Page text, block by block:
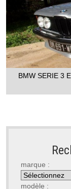
BMW SERIE 3
marque :
modèle :